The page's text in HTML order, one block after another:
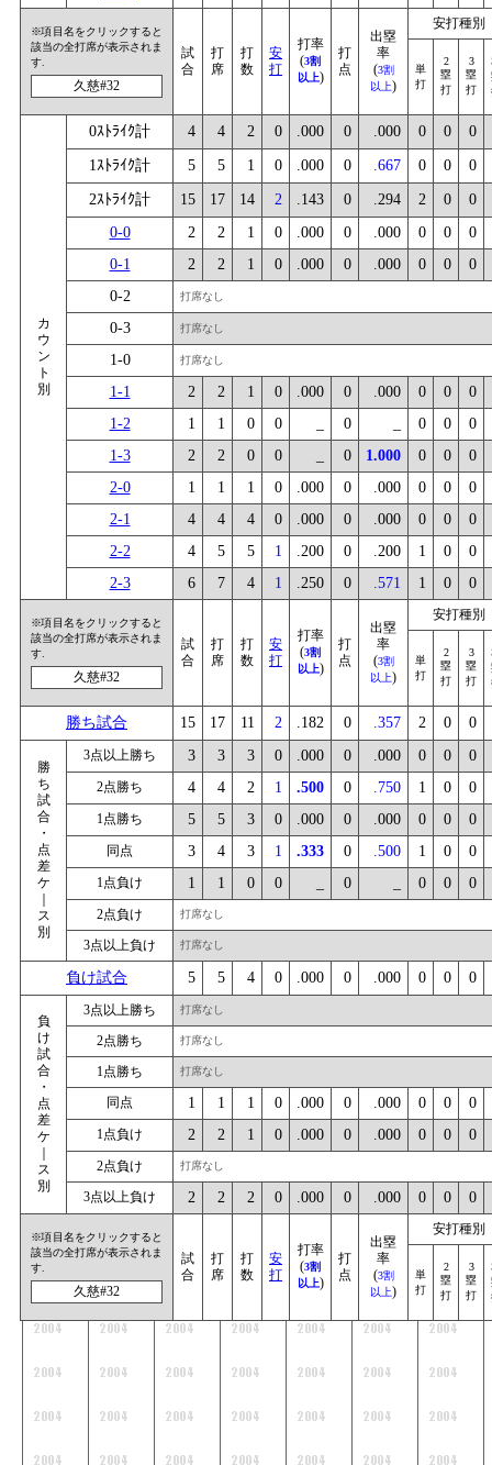
※項目名をクリックすると
該当の全打席が表示されま
す.
久慈#32
試
合
打
席
打
数
安
打
打率
(3割
以上)
打
点
出塁
率
(3割
以上)
安打種別
単
打
2
塁
打
3
塁
打
カ
ウ
ン
ト
別
0ｽﾄﾗｲｸ計 4 4 2 0 .000 0 .000 0 0 0
1ｽﾄﾗｲｸ計 5 5 1 0 .000 0 .667 0 0 0
2ｽﾄﾗｲｸ計 15 17 14 2 .143 0 .294 2 0
0
0-0
2 2 1 0 .000 0 .000 0 0
0
0-1
2 2 1 0 .000 0 .000 0 0
0
0-2
打席なし
0-3 打席なし
1-0 打席なし
1-1 2 2 1 0 .000 0 .000 0 0
0
1-2
1 1 0 0 0 0 0
0
1-3
2 2 0 0 0 1.000 0 0
0
2-0
1 1 1 0 .000 0 .000 0 0
0
2-1
4 4 4 0 .000 0 .000 0 0
0
2-2
4 5 5 1 .200 0 .200 1 0
0
2-3
6 7 4 1 .250 0 .571 1 0 0
※項目名をクリックすると
該当の全打席が表示されま
す.
久慈#32
試
合
打
席
打
数
安
打
打率
(3割
以上)
打
点
出塁
率
(3割
以上)
安打種別
単
打
2
塁
打
3
塁
打
勝ち試合 15 17 11 2 .182 0 .357 2 0 0
勝
ち
試
合
・
点
差
ケ
ス
別
3点以上勝ち 3 3 3 0 .000 0 .000 0 0 0
2点勝ち 4 4 2 1 .500 0 .750 1 0 0
1点勝ち 5 5 3 0 .000 0 .000 0 0 0
同点 3 4 3 1 .333 0 .500 1 0 0
1点負け 1 1 0 0 0 0 0 0
2点負け 打席なし
3点以上負け 打席なし
負け試合 5 5 4 0 .000 0 .000 0 0 0
負
け
試
合
・
点
差
ケ
ス
別
3点以上勝ち 打席なし
2点勝ち 打席なし
1点勝ち 打席なし
同点 1 1 1 0 .000 0 .000 0 0 0
1点負け 2 2 1 0 .000 0 .000 0 0 0
2点負け 打席なし
3点以上負け 2 2 2 0 .000 0 .000 0 0 0
※項目名をクリックすると
該当の全打席が表示されま
す.
久慈#32
試
合
打
席
打
数
安
打
打率
(3割
以上)
打
点
出塁
率
(3割
以上)
安打種別
単
打
2
塁
打
3
塁
打